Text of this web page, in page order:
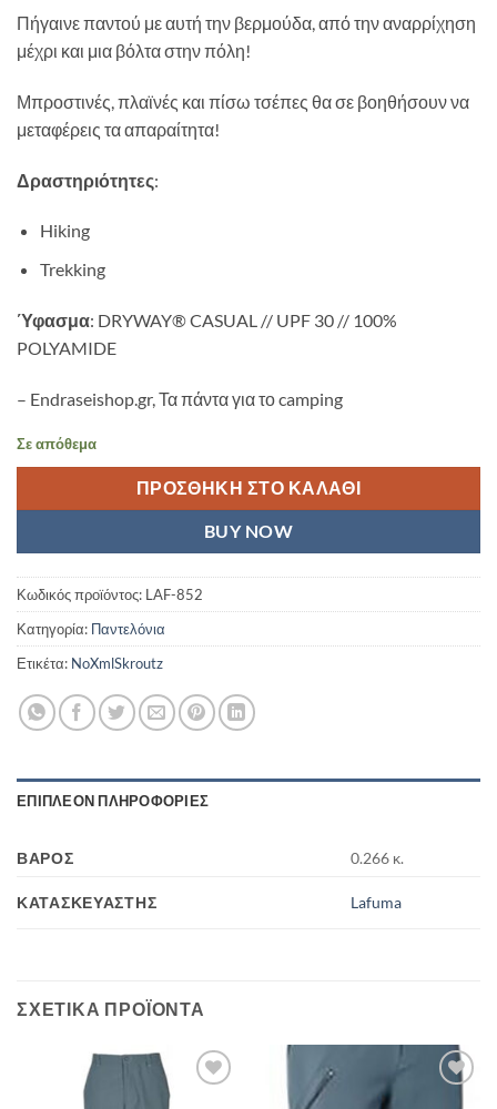
Πήγαινε παντού με αυτή την βερμούδα, από την αναρρίχηση
μέχρι και μια βόλτα στην πόλη!
Μπροστινές, πλαϊνές και πίσω τσέπες θα σε βοηθήσουν να
μεταφέρεις τα απαραίτητα!
Δραστηριότητες:
Hiking
Trekking
Ύφασμα: DRYWAY® CASUAL // UPF 30 // 100%
POLYAMIDE
– Endraseishop.gr, Τα πάντα για το camping
Σε απόθεμα
ΠΡΟΣΘΉΚΗ ΣΤΟ ΚΑΛΆΘΙ
BUY NOW
Κωδικός προϊόντος: LAF-852
Κατηγορία: Παντελόνια
Ετικέτα: NoXmlSkroutz
ΕΠΙΠΛΈΟΝ ΠΛΗΡΟΦΟΡΊΕΣ
ΒΆΡΟΣ 0.266 κ.
ΚΑΤΑΣΚΕΥΑΣΤΉΣ Lafuma
ΣΧΕΤΙΚΆ ΠΡΟΪΌΝΤΑ